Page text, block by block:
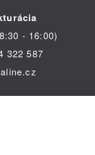
- 16:00)
322 587